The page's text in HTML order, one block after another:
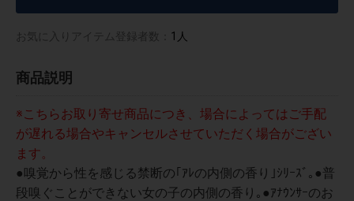
お気に入りアイテム登録者数： 1人
商品説明
※こちらお取り寄せ商品につき、場合によってはご手配
が遅れる場合やキャンセルさせていただく場合がござい
ます。
●嗅覚から性を感じる禁断の｢ｱﾚの内側の香り｣ｼﾘｰｽﾞ｡●普
段嗅ぐことができない女の子の内側の香り｡●ｱﾅｳﾝｻｰのお